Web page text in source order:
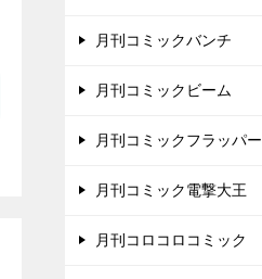
月刊コミックバンチ
月刊コミックビーム
月刊コミックフラッパー
月刊コミック電撃大王
月刊コロコロコミック